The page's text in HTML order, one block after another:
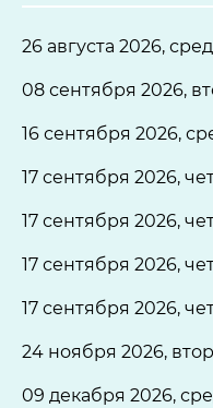
26 августа 2026,
08 сентября 2026,
16 сентября 2026,
17 сентября 2026,
17 сентября 2026,
17 сентября 2026,
17 сентября 2026,
24 ноября 2026,
09 декабря 2026,